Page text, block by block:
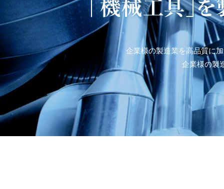
企業様の製造業を高品質に
企業様の製